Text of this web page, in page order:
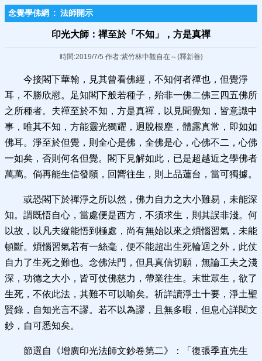
念覺學佛網 : 法師開示
印光大師：禪至於「不知」​，方是真禪
時間:2019/7/5 作者:紫竹林中觀自在～{釋新善}
今接閣下華翰，見其曾看佛經，不知何者禪也，但覺淨
耳，不勝欣慰。足知閣下般若種子，殆非一佛二佛三四五佛所
之所種者。夫禪至於不知，方是真禪，以見聞覺知，皆意識中
事，唯其不知，方能靈光獨耀，迥脫根塵，體露真常，即如如
佛耳。淨至於但覺，則全心是佛，全佛是心，心佛不二，心佛
一如矣，否則何名但覺。閣下見解如此，已是超越近之學佛者
萬萬。倘再能生信發願，回嚮往生，則上品蓮台，當可獨據。
或恐閣下於禪淨之所以然，佛力自力之大小難易，未能深
知。謂既悟自心，當處便是西方，不須求生，則其誤非淺。何
以故，以凡夫縱能悟到極處，尚有無始以來之煩惱習氣，未能
頓斷。煩惱習氣若有一絲毫，便不能超出生死輪迴之外，此仗
自力了生死之難也。念佛法門，但具真信切願，無論工夫之淺
深，功德之大小，皆可仗佛慈力，帶業往生。末世眾生，欲了
生死，不依此法，其難不可以喻矣。祈詳讀淨土十要，淨土聖
賢錄，自知光言不謬。若不以為謬，且無多暇，但息心詳閱文
鈔，自可悉知矣。
節選自《增廣印光法師文鈔卷第二》：「復張季直先生